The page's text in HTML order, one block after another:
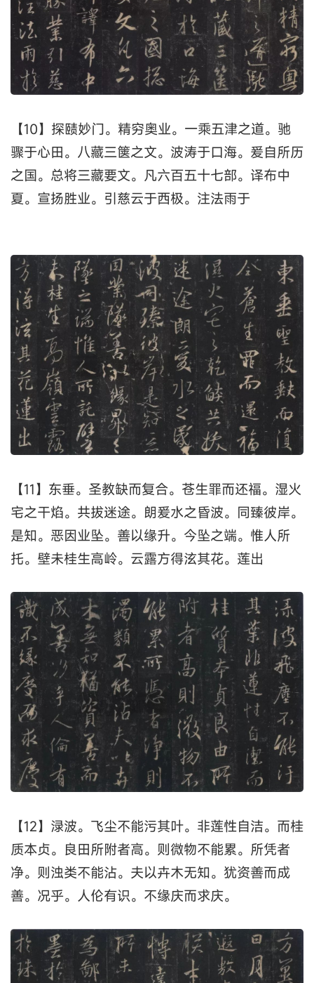
【10】探赜妙门。精穷奥业。一乘五津之道。驰
骤于心田。八藏三箧之文。波涛于口海。爰自所历
之国。总将三藏要文。凡六百五十七部。译布中
夏。宣扬胜业。引慈云于西极。注法雨于
【11】东垂。圣教缺而复合。苍生罪而还福。湿火
宅之干焰。共拔迷途。朗爰水之昏波。同臻彼岸。
是知。恶因业坠。善以缘升。今坠之端。惟人所
托。壁未桂生高岭。云露方得泫其花。莲出
【12】渌波。飞尘不能污其叶。非莲性自洁。而桂
质本贞。良田所附者高。则微物不能累。所凭者
净。则浊类不能沾。夫以卉木无知。犹资善而成
善。况乎。人伦有识。不缘庆而求庆。